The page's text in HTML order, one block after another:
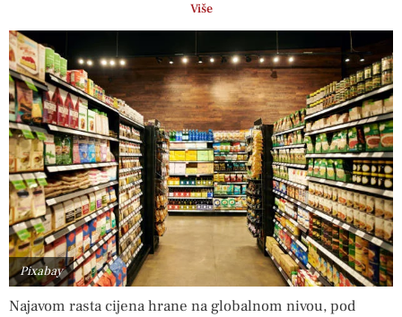
Više
Pixabay
Najavom rasta cijena hrane na globalnom nivou, pod